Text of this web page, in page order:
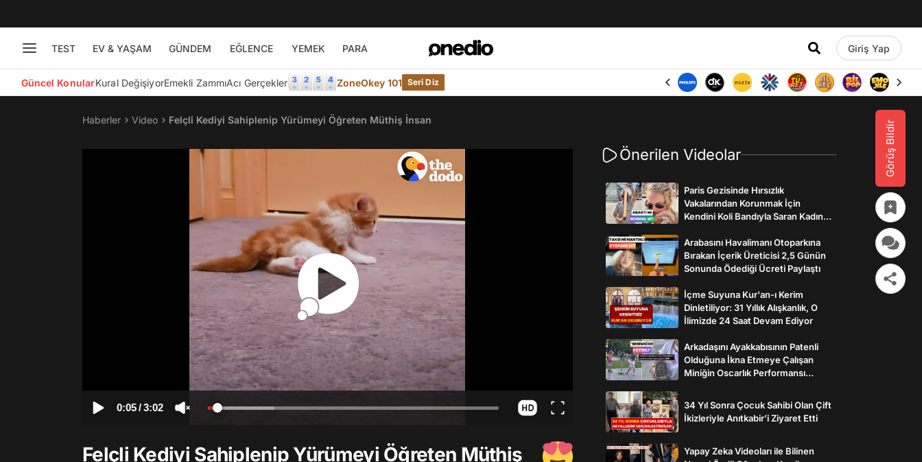
TEST EV & YAŞAM GÜNDEM EĞLENCE YEMEK PARA Giriş Yap
Güncel KonularKural DeğişiyorEmekli ZammıAcı Gerçekler ZoneOkey 101 Seri Diz
Görüş Bildir
Haberler Video Felçli Kediyi Sahiplenip Yürümeyi Öğreten Müthiş İnsan
0:05/3:02
Felçli Kediyi Sahiplenip Yürümeyi Öğreten Müthiş
Önerilen Videolar
Paris Gezisinde Hırsızlık
Vakalarından Korunmak İçin
Kendini Koli Bandıyla Saran Kadının
Arabasını Havalimanı Otoparkına
Bırakan İçerik Üreticisi 2,5 Günün
Sonunda Ödediği Ücreti Paylaştı
İçme Suyuna Kur'an-ı Kerim
Dinletiliyor: 31 Yıllık Alışkanlık, O
İlimizde 24 Saat Devam Ediyor
Arkadaşını Ayakkabısının Patenli
Olduğuna İkna Etmeye Çalışan
Miniğin Oscarlık Performansı
34 Yıl Sonra Çocuk Sahibi Olan Çift
İkizleriyle Anıtkabir’i Ziyaret Etti
Yapay Zeka Videoları ile Bilinen